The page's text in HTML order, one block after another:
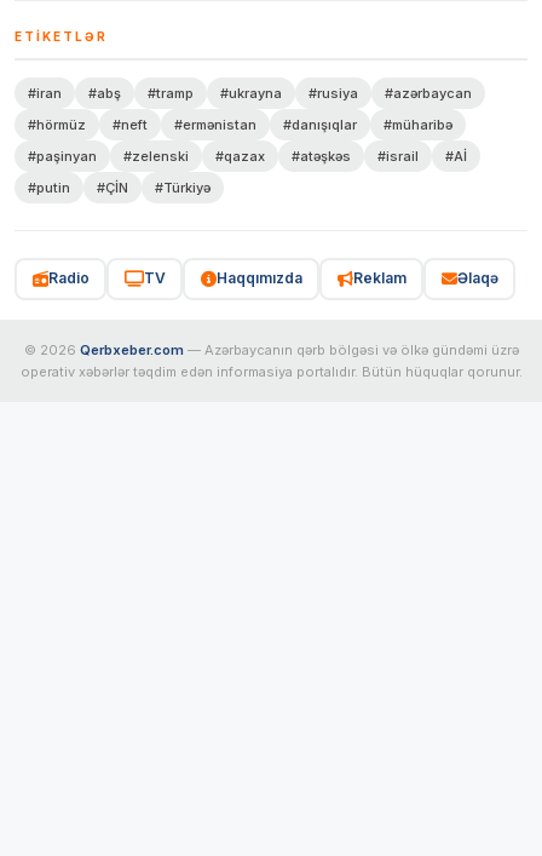
ETIKETLƏR
#iran #abş #tramp #ukrayna #rusiya
#azərbaycan
#hörmüz
#neft #ermənistan #danışıqlar
#müharibə
#paşinyan
#zelenski #qazax #atəşkəs #israil
#Aİ
#putin
#ÇİN #Türkiyə
Radio TV Haqqımızda Reklam Əlaqə
© 2026 Qerbxeber.com — Azərbaycanın qərb bölgəsi və ölkə gündəmi üzrə
operativ xəbərlər təqdim edən informasiya portalıdır. Bütün hüquqlar qorunur.